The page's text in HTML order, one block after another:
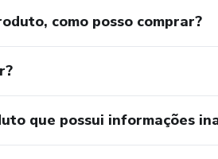
como posso comprar?
que possui informações